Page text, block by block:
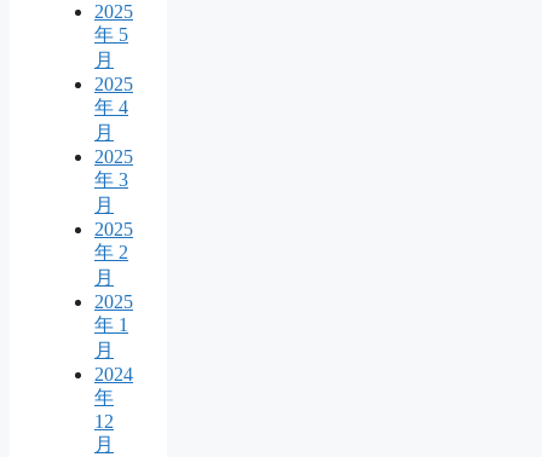
2025
年 5
月
2025
年 4
月
2025
年 3
月
2025
年 2
月
2025
年 1
月
2024
年
12
月